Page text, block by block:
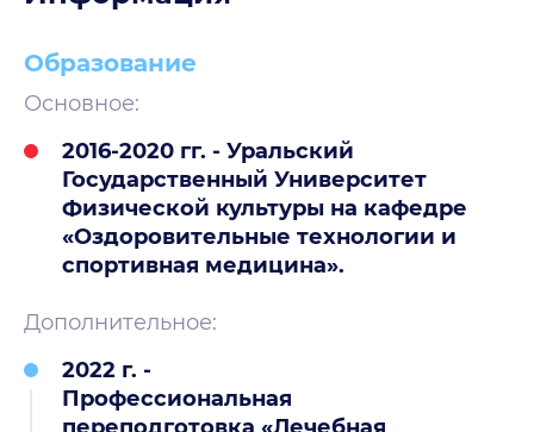
Образование
Основное:
2016-2020 гг. - Уральский
Государственный Университет
Физической культуры на кафедре
«Оздоровительные технологии и
спортивная медицина».
Дополнительное:
2022 г. -
Профессиональная